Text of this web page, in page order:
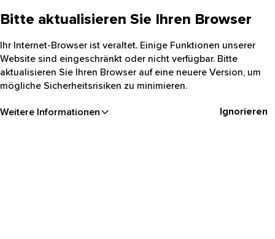
Bitte aktualisieren Sie Ihren Browser
Ihr Internet-Browser ist veraltet. Einige Funktionen unserer
Website sind eingeschränkt oder nicht verfügbar. Bitte
aktualisieren Sie Ihren Browser auf eine neuere Version, um
mögliche Sicherheitsrisiken zu minimieren.
Weitere Informationen Ignorieren